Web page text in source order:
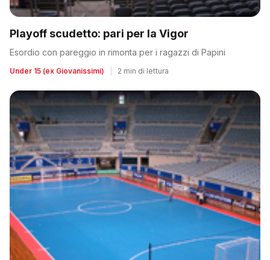
Playoff scudetto: pari per la Vigor
Esordio con pareggio in rimonta per i ragazzi di Papini
Under 15 (ex Giovanissimi) 2 min di lettura